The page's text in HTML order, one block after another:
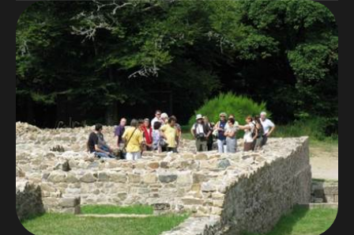
pour les végétariens, ces cannellonis de petits pois,
quelques légumes du marché et crème persillée.